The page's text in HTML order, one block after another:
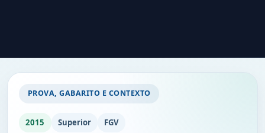
PROVA, GABARITO E CONTEXTO
2015 Superior FGV